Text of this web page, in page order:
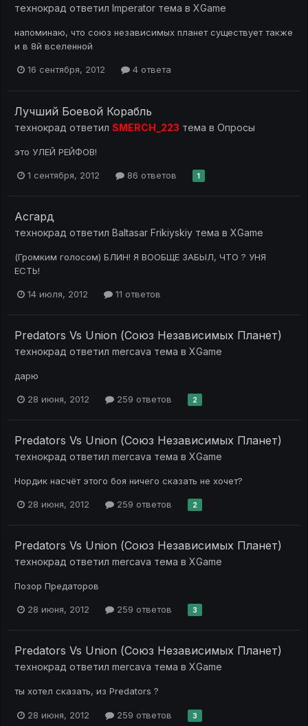
технокрад ответил Imрerator тема в XGame
напоминаю, что союз независимых планет существует также
и в 8й вселенной
16 сентября, 2012 4 ответа
Лучший Боевой Корабль
технокрад ответил SMERCH_223 тема в Опросы
это УЛЕЙ РЕЙФОВ!
1 сентября, 2012 86 ответов 1
Асгард
технокрад ответил Baltasar Frikiyskiy тема в XGame
(Громким голосом) БЛИН! Я ВООБЩЕ ЗАБЫЛ, ЧТО ? УНЯ
ЕСТЬ!
14 июля, 2012 11 ответов
Predators Vs Union (Союз Независимых Планет)
технокрад ответил mercava тема в XGame
дарю
28 июня, 2012 259 ответов 2
Predators Vs Union (Союз Независимых Планет)
технокрад ответил mercava тема в XGame
Нордик насчёт этого боя ничего сказать не хочет?
28 июня, 2012 259 ответов 2
Predators Vs Union (Союз Независимых Планет)
технокрад ответил mercava тема в XGame
Позор Предаторов
28 июня, 2012 259 ответов 3
Predators Vs Union (Союз Независимых Планет)
технокрад ответил mercava тема в XGame
ты хотел сказать, из Predators ?
28 июня, 2012 259 ответов 3